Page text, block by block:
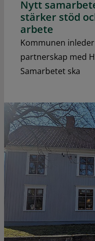
Nytt
stärker stöd
arbete
Kommunen
partnerskap med
Samarbetet ska